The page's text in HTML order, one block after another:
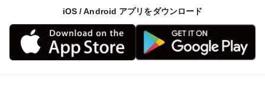
iOS / Android アプリをダウンロード